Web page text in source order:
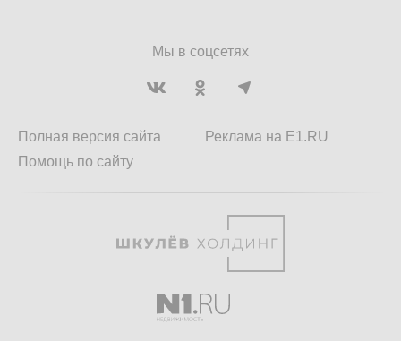
Мы в соцсетях
Полная версия сайта
Помощь по сайту
Реклама на E1.RU